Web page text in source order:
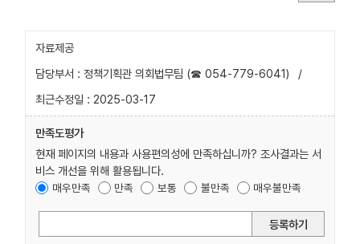
자료제공
담당부서 : 정책기획관 의회법무팀 (☎ 054-779-6041)
/
최근수정일 : 2025-03-17
만족도평가
현재 페이지의 내용과 사용편의성에 만족하십니까? 조사결과는 서
비스 개선을 위해 활용됩니다.
매우만족 만족 보통 불만족 매우불만족
등록하기